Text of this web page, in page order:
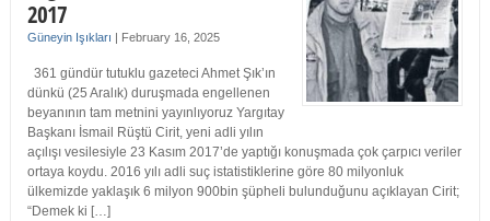
2017
Güneyin Işıkları | February 16, 2025
361 gündür tutuklu gazeteci Ahmet Şık’ın
dünkü (25 Aralık) duruşmada engellenen
beyanının tam metnini yayınlıyoruz Yargıtay
Başkanı İsmail Rüştü Cirit, yeni adli yılın
açılışı vesilesiyle 23 Kasım 2017’de yaptığı konuşmada çok çarpıcı veriler
ortaya koydu. 2016 yılı adli suç istatistiklerine göre 80 milyonluk
ülkemizde yaklaşık 6 milyon 900bin şüpheli bulunduğunu açıklayan Cirit;
“Demek ki […]